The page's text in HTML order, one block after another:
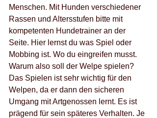
Menschen. Mit Hunden verschiedener
Rassen und Altersstufen bitte mit
kompetenten Hundetrainer an der
Seite. Hier lernst du was Spiel oder
Mobbing ist. Wo du eingreifen musst.
Warum also soll der Welpe spielen?
Das Spielen ist sehr wichtig für den
Welpen, da er dann den sicheren
Umgang mit Artgenossen lernt. Es ist
prägend für sein späteres Verhalten. Je